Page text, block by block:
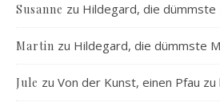
Susanne zu Hildegard, die
Martin zu Hildegard, die dümmste
Jule zu Von der Kunst, einen Pfau zu